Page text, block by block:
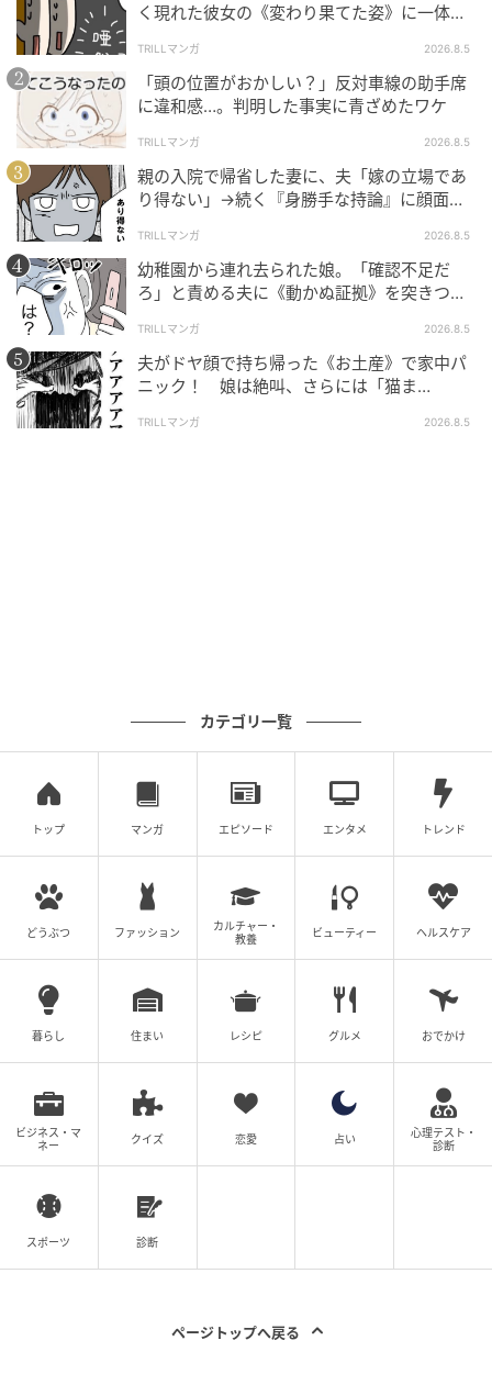
おすすめ連載マンガ
不倫返し
第1話
夫が育児をなめくさっ
てる件
第1話
空いた穴。そこにやっ
てきたのは
第1話
海外宿での
件。
く現れた彼女の《変わり果てた姿》に一体何
TRILLマンガ 2026.8.5
「頭の位置がおかしい？」反対車線の助手席
に違和感…。判明した事実に青ざめたワケ
TRILLマンガ 2026.8.5
親の入院で帰省した妻に、夫「嫁の立場であ
り得ない」→続く『身勝手な持論』に顔面蒼
TRILLマンガ 2026.8.5
幼稚園から連れ去られた娘。「確認不足だ
ろ」と責める夫に《動かぬ証拠》を突きつけ
TRILLマンガ 2026.8.5
夫がドヤ顔で持ち帰った《お土産》で家中パ
ニック！ 娘は絶叫、さらには「猫ま
TRILLマンガ 2026.8.5
カテゴリ一覧
トップ マンガ エピソード エンタメ トレンド
どうぶつ ファッション
カルチャー・
教養
ビューティー ヘルスケア
暮らし 住まい レシピ グルメ おでかけ
ビジネス・マ
ネー
クイズ 恋愛 占い
心理テスト・
診断
スポーツ 診断
ページトップへ戻る